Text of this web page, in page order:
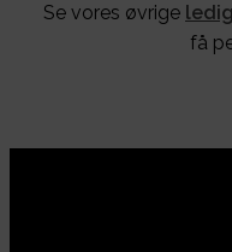
Se vores øvrige
få